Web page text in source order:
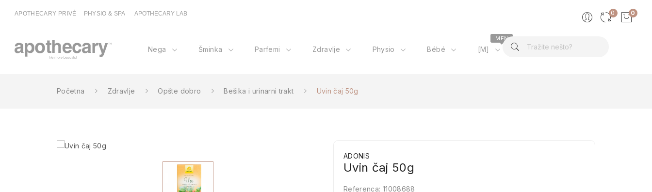
APOTHECARY PRIVÉ PHYSIO & SPA APOTHECARY LAB 0
0
Nega Šminka Parfemi Zdravlje Physio Bébé [M]
MEN
O nama
Početna Zdravlje Opšte dobro Bešika i urinarni trakt Uvin čaj 50g
ADONIS
Uvin čaj 50g
Referenca: 11008688